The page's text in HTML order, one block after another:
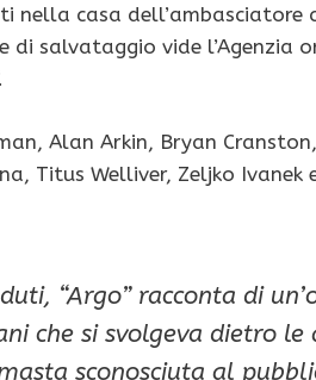
casa dell’ambasciatore
di salvataggio vide l’Agenzia
Alan Arkin, Bryan
Titus Welliver, Zeljko
“Argo” racconta di
che si svolgeva dietro le
sconosciuta al